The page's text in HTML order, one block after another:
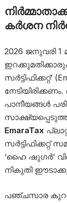
കർശന
2026 ജനുവരി
സർട്ടിഫിക്കറ്റ്’
പാനീയങ്ങൾ
EmaraTax
സർട്ടിഫിക്കറ്റ്
‘ഹൈ ഷുഗർ’
നികുതി
പഞ്ചസാര